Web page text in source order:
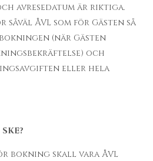
avresedatum är riktiga.
ÅVL som för Gästen så
(när Gästen
och
eller hela
bokning skall vara ÅVL